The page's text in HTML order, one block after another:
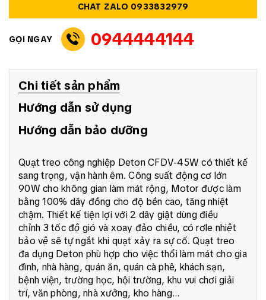
CHAT ZALO 0933832979
GỌI NGAY 0944444144
Chi tiết sản phẩm
Hướng dẫn sử dụng
Hướng dẫn bảo dưỡng
Quạt treo công nghiệp Deton CFDV-45W có thiết kế
sang trọng, vận hành êm. Công suất động cơ lớn
90W cho không gian làm mát rộng, Motor được làm
bằng 100% dây đồng cho độ bền cao, tăng nhiệt
chậm. Thiết kế tiện lợi với 2 dây giật dùng điều
chỉnh 3 tốc độ gió và xoay đảo chiều, có rơle nhiệt
bảo vệ sẽ tự ngắt khi quạt xảy ra sự cố. Quạt treo
đa dụng Deton phù hợp cho việc thổi làm mát cho gia
đình, nhà hàng, quán ăn, quán cà phê, khách sạn,
bệnh viện, trường học, hội trường, khu vui chơi giải
trí, văn phòng, nhà xưởng, kho hàng…